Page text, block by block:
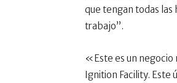
que tengan todas
trabajo”.
«Este es un
Ignition Facility.